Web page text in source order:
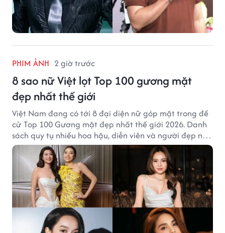
PHIM ẢNH 2 giờ trước
8 sao nữ Việt lọt Top 100 gương mặt
đẹp nhất thế giới
Việt Nam đang có tới 8 đại diện nữ góp mặt trong đề
cử Top 100 Gương mặt đẹp nhất thế giới 2026. Danh
sách quy tụ nhiều hoa hậu, diễn viên và người đẹp nổi
tiếng của showbiz Việt.